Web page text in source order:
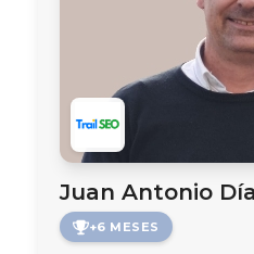
Juan Antonio
+6 MESES